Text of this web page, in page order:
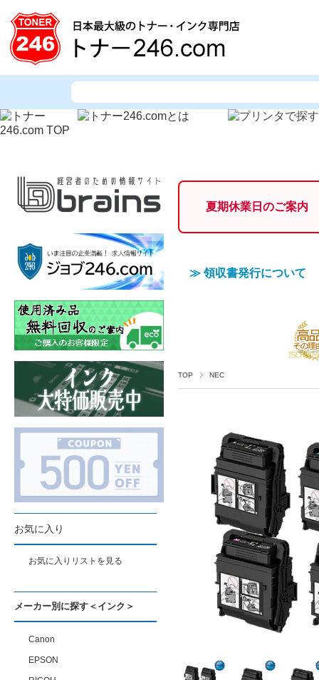
夏期休業日のご案内
≫ 領収書発行について
TOP NEC
お気に入り
お気に入りリストを見る
メーカー別に探す＜インク＞
Canon
EPSON